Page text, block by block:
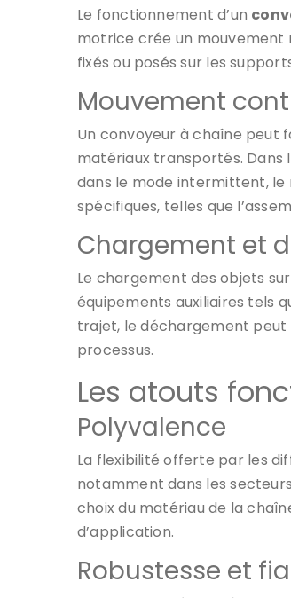
Le fonctionnement d’un
motrice crée un mouvement
fixés ou posés sur les
Mouvement
Un convoyeur à chaîne peut
matériaux transportés.
dans le mode intermittent,
spécifiques, telles que
Chargement et
Le chargement des objets
équipements auxiliaires tels
trajet, le déchargement
processus.
Les atouts
Polyvalence
La flexibilité offerte par les
notamment dans les
choix du matériau de la
d’application.
Robustesse et